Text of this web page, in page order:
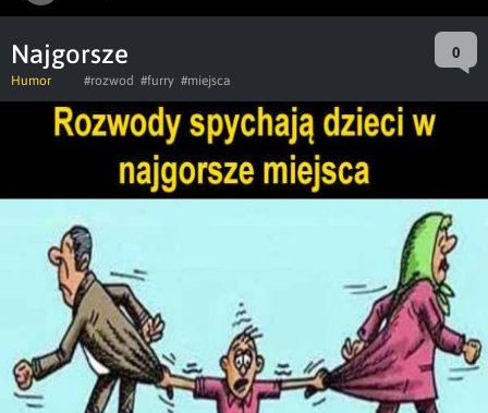
Najgorsze 0
Humor #rozwod #furry #miejsca